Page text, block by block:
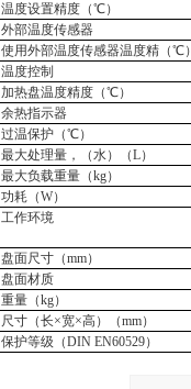
温度设置精度（℃）
外部温度传感器
使用外部温度传感器温度精（℃）
温度控制
加热盘温度精度（℃）
余热指示器
过温保护（℃）
最大处理量，（水）（L）
最大负载重量（kg）
功耗（W）
工作环境
盘面尺寸（mm）
盘面材质
重量（kg）
尺寸（长×宽×高）（mm）
保护等级（DIN EN60529）